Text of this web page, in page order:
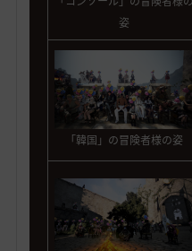
姿
「韓国」の冒険者様の姿